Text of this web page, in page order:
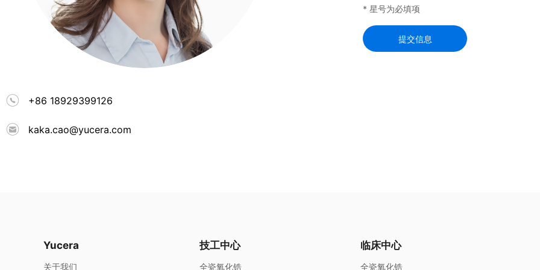
+86 18929399126
kaka.cao@yucera.com
* 星号为必填项
提交信息
Yucera
关于我们
技工中心
全瓷氧化锆
临床中心
全瓷氧化锆